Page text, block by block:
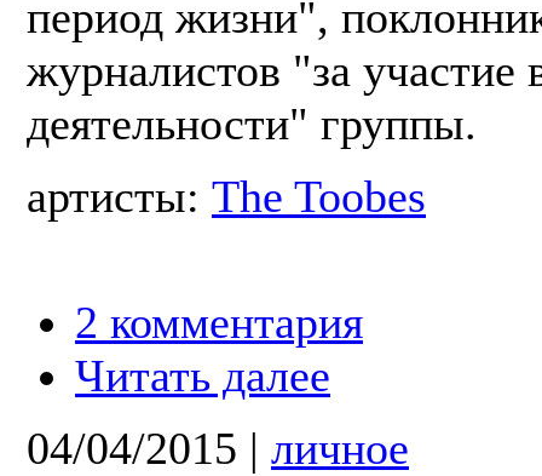
период жизни",
журналистов "за участие
деятельности" группы.
артисты: The Toobes
2 комментария
Читать далее
04/04/2015 | личное